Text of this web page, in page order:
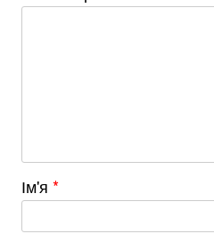
Ім'я *